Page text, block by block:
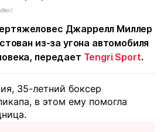
Джаррелл Миллер
из-за угона автомобиля
передает Tengri Sport.
35-летний боксер
в этом ему помогла